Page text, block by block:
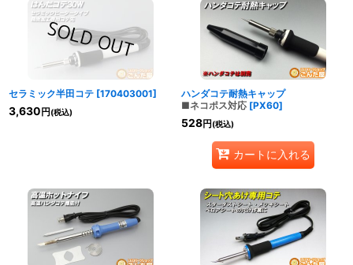
:
セラミック半田コテ [170403001]
3,630円(税込)
ハンダコテ耐熱キャップ
■ネコポス対応 [PX60]
528円(税込)
カートに入れる